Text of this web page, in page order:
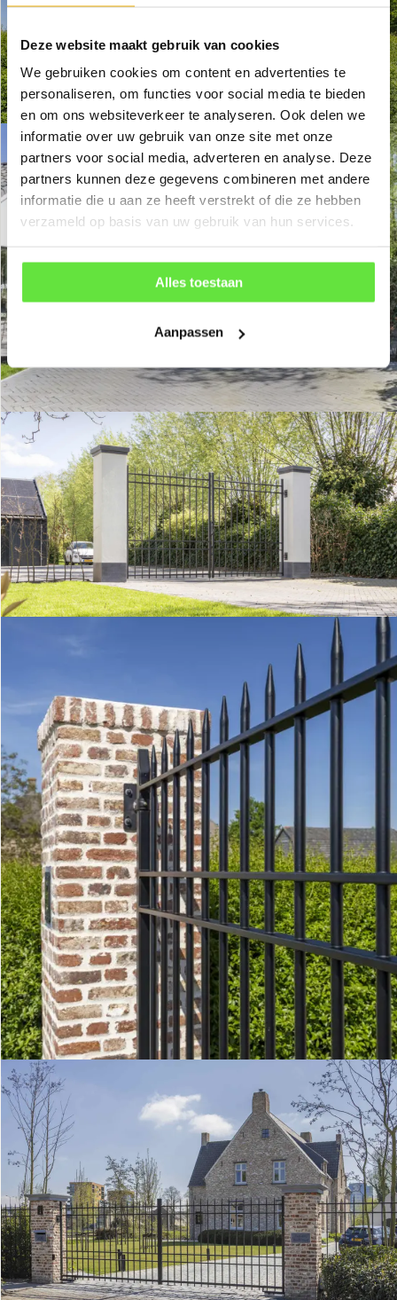
Deze website maakt gebruik van cookies
We gebruiken cookies om content en advertenties te
personaliseren, om functies voor social media te bieden
en om ons websiteverkeer te analyseren. Ook delen we
informatie over uw gebruik van onze site met onze
partners voor social media, adverteren en analyse. Deze
partners kunnen deze gegevens combineren met andere
informatie die u aan ze heeft verstrekt of die ze hebben
verzameld op basis van uw gebruik van hun services.
Alles toestaan
Aanpassen